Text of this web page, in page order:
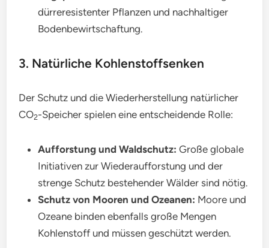
dürreresistenter Pflanzen und nachhaltiger
Bodenbewirtschaftung.
3. Natürliche Kohlenstoffsenken
Der Schutz und die Wiederherstellung natürlicher
CO2-Speicher spielen eine entscheidende Rolle:
Aufforstung und Waldschutz: Große globale
Initiativen zur Wiederaufforstung und der
strenge Schutz bestehender Wälder sind nötig.
Schutz von Mooren und Ozeanen: Moore und
Ozeane binden ebenfalls große Mengen
Kohlenstoff und müssen geschützt werden.